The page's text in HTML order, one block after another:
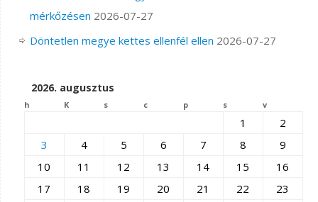
mérkőzésen 2026-07-27
Döntetlen megye kettes ellenfél ellen 2026-07-27
2026. augusztus
h K s c p s v
1
2
3
4 5 6 7 8
9
10
11 12 13 14 15
16
17
18 19 20 21 22 23